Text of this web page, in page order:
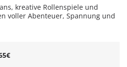
kreative Rollenspiele und
voller Abenteuer, Spannung und